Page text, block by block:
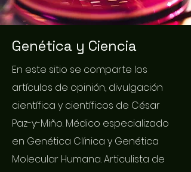
Genética y Ciencia
En este sitio se comparte los
artículos de opinión, divulgación
científica y científicos de César
Paz-y-Miño. Médico especializado
en Genética Clínica y Genética
Molecular Humana. Articulista de